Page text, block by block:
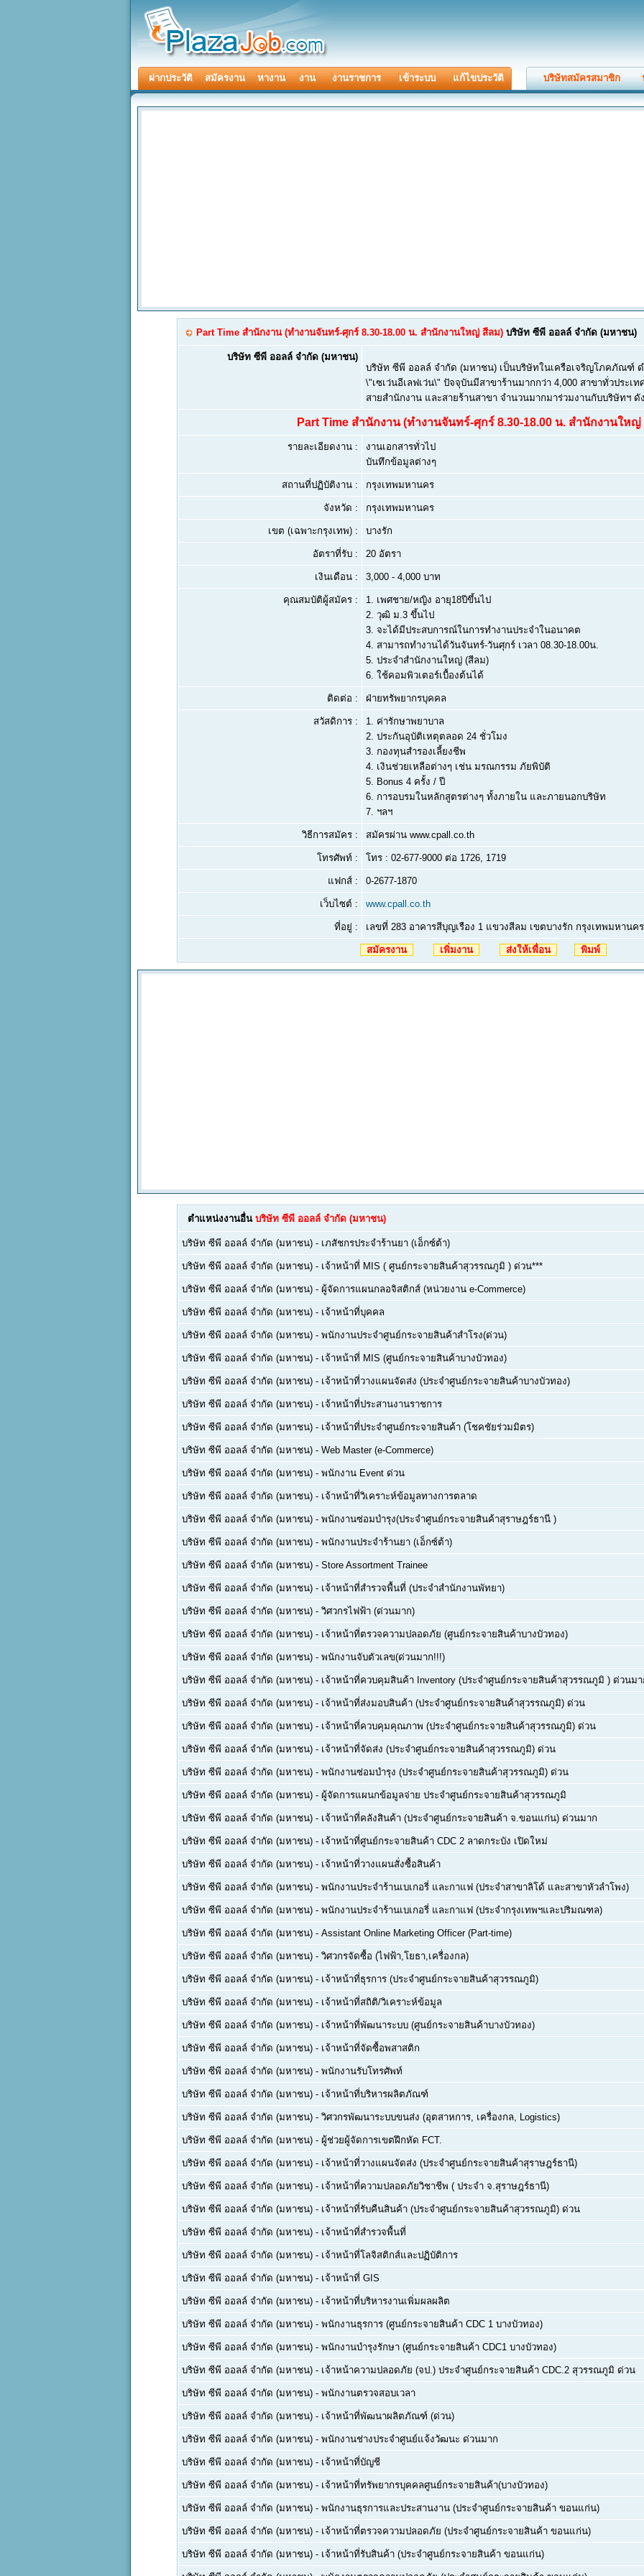
ฝากประวัติ สมัครงาน หางาน งาน งานราชการ เข้าระบบ แก้ไขประวัติ บริษัทสมัครสมาชิก
Part Time สำนักงาน (ทำงานจันทร์-ศุกร์ 8.30-18.00 น. สำนักงานใหญ่ สีลม) บริษัท ซีพี ออลล์ จำกัด (มหาชน)
บริษัท ซีพี ออลล์ จำกัด (มหาชน)
บริษัท ซีพี ออลล์ จำกัด (มหาชน) เป็นบริษัทในเครือเจริญโภคภัณฑ์
\"เซเว่นอีเลฟเว่น\" ปัจจุบันมีสาขาร้านมากกว่า 4,000 สาขาทั่วประเ
สายสำนักงาน และสายร้านสาขา จำนวนมากมาร่วมงานกับบริษัทฯ
Part Time สำนักงาน (ทำงานจันทร์-ศุกร์ 8.30-18.00 น. สำนักงานให
รายละเอียดงาน :
งานเอกสารทั่วไป
บันทึกข้อมูลต่างๆ
สถานที่ปฏิบัติงาน : กรุงเทพมหานคร
จังหวัด : กรุงเทพมหานคร
เขต (เฉพาะกรุงเทพ) : บางรัก
อัตราที่รับ : 20 อัตรา
เงินเดือน : 3,000 - 4,000 บาท
คุณสมบัติผู้สมัคร : 1. เพศชาย/หญิง อายุ18ปีขึ้นไป
2. วุฒิ ม.3 ขึ้นไป
3. จะได้มีประสบการณ์ในการทำงานประจำในอนาคต
4. สามารถทำงานได้วันจันทร์-วันศุกร์ เวลา 08.30-18.00น.
5. ประจำสำนักงานใหญ่ (สีลม)
6. ใช้คอมพิวเตอร์เบื้องต้นได้
ติดต่อ : ฝ่ายทรัพยากรบุคคล
สวัสดิการ :
1. ค่ารักษาพยาบาล
2. ประกันอุบัติเหตุตลอด 24 ชั่วโมง
3. กองทุนสำรองเลี้ยงชีพ
4. เงินช่วยเหลือต่างๆ เช่น มรณกรรม ภัยพิบัติ
5. Bonus 4 ครั้ง / ปี
6. การอบรมในหลักสูตรต่างๆ ทั้งภายใน และภายนอกบริษัท
7. ฯลฯ
วิธีการสมัคร : สมัครผ่าน www.cpall.co.th
โทรศัพท์ : โทร : 02-677-9000 ต่อ 1726, 1719
แฟกส์ : 0-2677-1870
เว็บไซต์ : www.cpall.co.th
ที่อยู่ : เลขที่ 283 อาคารสีบุญเรือง 1 แขวงสีลม เขตบางรัก กรุงเทพมหานคร
สมัครงาน เพิ่มงาน ส่งให้เพื่อน พิมพ์
ตำแหน่งงานอื่น บริษัท ซีพี ออลล์ จำกัด (มหาชน)
บริษัท ซีพี ออลล์ จำกัด (มหาชน) - เภสัชกรประจำร้านยา (เอ็กซ์ต้า)
บริษัท ซีพี ออลล์ จำกัด (มหาชน) - เจ้าหน้าที่ MIS ( ศูนย์กระจายสินค้าสุวรรณภูมิ ) ด่วน***
บริษัท ซีพี ออลล์ จำกัด (มหาชน) - ผู้จัดการแผนกลอจิสติกส์ (หน่วยงาน e-Commerce)
บริษัท ซีพี ออลล์ จำกัด (มหาชน) - เจ้าหน้าที่บุคคล
บริษัท ซีพี ออลล์ จำกัด (มหาชน) - พนักงานประจำศูนย์กระจายสินค้าสำโรง(ด่วน)
บริษัท ซีพี ออลล์ จำกัด (มหาชน) - เจ้าหน้าที่ MIS (ศูนย์กระจายสินค้าบางบัวทอง)
บริษัท ซีพี ออลล์ จำกัด (มหาชน) - เจ้าหน้าที่วางแผนจัดส่ง (ประจำศูนย์กระจายสินค้าบางบัวทอง)
บริษัท ซีพี ออลล์ จำกัด (มหาชน) - เจ้าหน้าที่ประสานงานราชการ
บริษัท ซีพี ออลล์ จำกัด (มหาชน) - เจ้าหน้าที่ประจำศูนย์กระจายสินค้า (โชคชัยร่วมมิตร)
บริษัท ซีพี ออลล์ จำกัด (มหาชน) - Web Master (e-Commerce)
บริษัท ซีพี ออลล์ จำกัด (มหาชน) - พนักงาน Event ด่วน
บริษัท ซีพี ออลล์ จำกัด (มหาชน) - เจ้าหน้าที่วิเคราะห์ข้อมูลทางการตลาด
บริษัท ซีพี ออลล์ จำกัด (มหาชน) - พนักงานซ่อมบำรุง(ประจำศูนย์กระจายสินค้าสุราษฎร์ธานี )
บริษัท ซีพี ออลล์ จำกัด (มหาชน) - พนักงานประจำร้านยา (เอ็กซ์ต้า)
บริษัท ซีพี ออลล์ จำกัด (มหาชน) - Store Assortment Trainee
บริษัท ซีพี ออลล์ จำกัด (มหาชน) - เจ้าหน้าที่สำรวจพื้นที่ (ประจำสำนักงานพัทยา)
บริษัท ซีพี ออลล์ จำกัด (มหาชน) - วิศวกรไฟฟ้า (ด่วนมาก)
บริษัท ซีพี ออลล์ จำกัด (มหาชน) - เจ้าหน้าที่ตรวจความปลอดภัย (ศูนย์กระจายสินค้าบางบัวทอง)
บริษัท ซีพี ออลล์ จำกัด (มหาชน) - พนักงานจับตัวเลข(ด่วนมาก!!!)
บริษัท ซีพี ออลล์ จำกัด (มหาชน) - เจ้าหน้าที่ควบคุมสินค้า Inventory (ประจำศูนย์กระจายสินค้าสุวรรณภูมิ ) ด่วนม
บริษัท ซีพี ออลล์ จำกัด (มหาชน) - เจ้าหน้าที่ส่งมอบสินค้า (ประจำศูนย์กระจายสินค้าสุวรรณภูมิ) ด่วน
บริษัท ซีพี ออลล์ จำกัด (มหาชน) - เจ้าหน้าที่ควบคุมคุณภาพ (ประจำศูนย์กระจายสินค้าสุวรรณภูมิ) ด่วน
บริษัท ซีพี ออลล์ จำกัด (มหาชน) - เจ้าหน้าที่จัดส่ง (ประจำศูนย์กระจายสินค้าสุวรรณภูมิ) ด่วน
บริษัท ซีพี ออลล์ จำกัด (มหาชน) - พนักงานซ่อมบำรุง (ประจำศูนย์กระจายสินค้าสุวรรณภูมิ) ด่วน
บริษัท ซีพี ออลล์ จำกัด (มหาชน) - ผู้จัดการแผนกข้อมูลจ่าย ประจำศูนย์กระจายสินค้าสุวรรณภูมิ
บริษัท ซีพี ออลล์ จำกัด (มหาชน) - เจ้าหน้าที่คลังสินค้า (ประจำศูนย์กระจายสินค้า จ.ขอนแก่น) ด่วนมาก
บริษัท ซีพี ออลล์ จำกัด (มหาชน) - เจ้าหน้าที่ศูนย์กระจายสินค้า CDC 2 ลาดกระบัง เปิดใหม่
บริษัท ซีพี ออลล์ จำกัด (มหาชน) - เจ้าหน้าที่วางแผนสั่งซื้อสินค้า
บริษัท ซีพี ออลล์ จำกัด (มหาชน) - พนักงานประจำร้านเบเกอรี่ และกาแฟ (ประจำสาขาลิโด้ และสาขาหัวลำโพง)
บริษัท ซีพี ออลล์ จำกัด (มหาชน) - พนักงานประจำร้านเบเกอรี่ และกาแฟ (ประจำกรุงเทพฯและปริมณฑล)
บริษัท ซีพี ออลล์ จำกัด (มหาชน) - Assistant Online Marketing Officer (Part-time)
บริษัท ซีพี ออลล์ จำกัด (มหาชน) - วิศวกรจัดซื้อ (ไฟฟ้า,โยธา,เครื่องกล)
บริษัท ซีพี ออลล์ จำกัด (มหาชน) - เจ้าหน้าที่ธุรการ (ประจำศูนย์กระจายสินค้าสุวรรณภูมิ)
บริษัท ซีพี ออลล์ จำกัด (มหาชน) - เจ้าหน้าที่สถิติ/วิเคราะห์ข้อมูล
บริษัท ซีพี ออลล์ จำกัด (มหาชน) - เจ้าหน้าที่พัฒนาระบบ (ศูนย์กระจายสินค้าบางบัวทอง)
บริษัท ซีพี ออลล์ จำกัด (มหาชน) - เจ้าหน้าที่จัดซื้อพสาสติก
บริษัท ซีพี ออลล์ จำกัด (มหาชน) - พนักงานรับโทรศัพท์
บริษัท ซีพี ออลล์ จำกัด (มหาชน) - เจ้าหน้าที่บริหารผลิตภัณฑ์
บริษัท ซีพี ออลล์ จำกัด (มหาชน) - วิศวกรพัฒนาระบบขนส่ง (อุตสาหการ, เครื่องกล, Logistics)
บริษัท ซีพี ออลล์ จำกัด (มหาชน) - ผู้ช่วยผู้จัดการเขตฝึกหัด FCT.
บริษัท ซีพี ออลล์ จำกัด (มหาชน) - เจ้าหน้าที่วางแผนจัดส่ง (ประจำศูนย์กระจายสินค้าสุราษฎร์ธานี)
บริษัท ซีพี ออลล์ จำกัด (มหาชน) - เจ้าหน้าที่ความปลอดภัยวิชาชีพ ( ประจำ จ.สุราษฎร์ธานี)
บริษัท ซีพี ออลล์ จำกัด (มหาชน) - เจ้าหน้าที่รับคืนสินค้า (ประจำศูนย์กระจายสินค้าสุวรรณภูมิ) ด่วน
บริษัท ซีพี ออลล์ จำกัด (มหาชน) - เจ้าหน้าที่สำรวจพื้นที่
บริษัท ซีพี ออลล์ จำกัด (มหาชน) - เจ้าหน้าที่โลจิสติกส์และปฏิบัติการ
บริษัท ซีพี ออลล์ จำกัด (มหาชน) - เจ้าหน้าที่ GIS
บริษัท ซีพี ออลล์ จำกัด (มหาชน) - เจ้าหน้าที่บริหารงานเพิ่มผลผลิต
บริษัท ซีพี ออลล์ จำกัด (มหาชน) - พนักงานธุรการ (ศูนย์กระจายสินค้า CDC 1 บางบัวทอง)
บริษัท ซีพี ออลล์ จำกัด (มหาชน) - พนักงานบำรุงรักษา (ศูนย์กระจายสินค้า CDC1 บางบัวทอง)
บริษัท ซีพี ออลล์ จำกัด (มหาชน) - เจ้าหน้าความปลอดภัย (จป.) ประจำศูนย์กระจายสินค้า CDC.2 สุวรรณภูมิ ด่วน
บริษัท ซีพี ออลล์ จำกัด (มหาชน) - พนักงานตรวจสอบเวลา
บริษัท ซีพี ออลล์ จำกัด (มหาชน) - เจ้าหน้าที่พัฒนาผลิตภัณฑ์ (ด่วน)
บริษัท ซีพี ออลล์ จำกัด (มหาชน) - พนักงานช่างประจำศูนย์แจ้งวัฒนะ ด่วนมาก
บริษัท ซีพี ออลล์ จำกัด (มหาชน) - เจ้าหน้าที่บัญชี
บริษัท ซีพี ออลล์ จำกัด (มหาชน) - เจ้าหน้าที่ทรัพยากรบุคคลศูนย์กระจายสินค้า(บางบัวทอง)
บริษัท ซีพี ออลล์ จำกัด (มหาชน) - พนักงานธุรการและประสานงาน (ประจำศูนย์กระจายสินค้า ขอนแก่น)
บริษัท ซีพี ออลล์ จำกัด (มหาชน) - เจ้าหน้าที่ตรวจความปลอดภัย (ประจำศูนย์กระจายสินค้า ขอนแก่น)
บริษัท ซีพี ออลล์ จำกัด (มหาชน) - เจ้าหน้าที่รับสินค้า (ประจำศูนย์กระจายสินค้า ขอนแก่น)